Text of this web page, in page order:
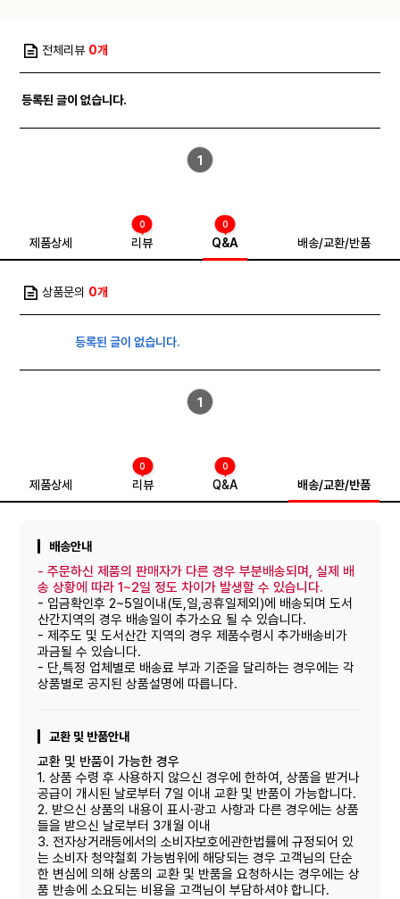
전체리뷰 0개
등록된 글이 없습니다.
1
제품상세 리뷰
0
Q&A
0
배송/교환/반품
상품문의 0개
등록된 글이 없습니다.
1
제품상세 리뷰
0
Q&A
0
배송/교환/반품
배송안내
-주문하신 제품의 판매자가 다른 경우 부분배송되며, 실제 배
송 상황에 따라 1~2일 정도 차이가 발생할 수 있습니다.
- 입금확인후 2~5일이내(토,일,공휴일제외)에 배송되며 도서
산간지역의 경우 배송일이 추가소요 될 수 있습니다.
- 제주도 및 도서산간 지역의 경우 제품수령시 추가배송비가
과금될 수 있습니다.
- 단,특정 업체별로 배송료 부과 기준을 달리하는 경우에는 각
상품별로 공지된 상품설명에 따릅니다.
교환 및 반품안내
교환 및 반품이 가능한 경우
1. 상품 수령 후 사용하지 않으신 경우에 한하여, 상품을 받거나
공급이 개시된 날로부터 7일 이내 교환 및 반품이 가능합니다.
2. 받으신 상품의 내용이 표시·광고 사항과 다른 경우에는 상품
들을 받으신 날로부터 3개월 이내
3. 전자상거래등에서의 소비자보호에관한법률에 규정되어 있
는 소비자 청약철회 가능범위에 해당되는 경우 고객님의 단순
한 변심에 의해 상품의 교환 및 반품을 요청하시는 경우에는 상
품 반송에 소요되는 비용을 고객님이 부담하셔야 합니다.